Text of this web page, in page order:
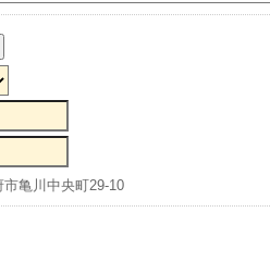
亀川中央町29-10